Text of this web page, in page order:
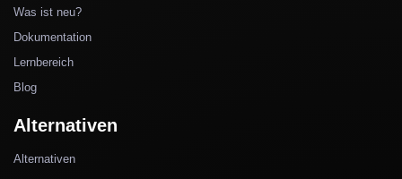
Was ist neu?
Dokumentation
Lernbereich
Blog
Alternativen
Alternativen